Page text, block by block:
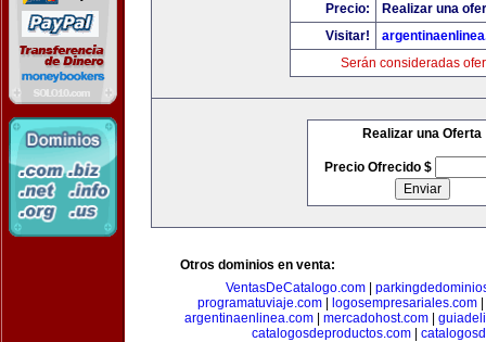
Precio:
Realizar una
Visitar!
Serán consideradas
Realizar una Oferta
Precio Ofrecido $
Otros dominios en venta:
VentasDeCatalogo.com|
programatuviaje.com| logosempresariales.com|
argentinaenlinea.com| mercadohost.com|
catalogosdeproductos.com